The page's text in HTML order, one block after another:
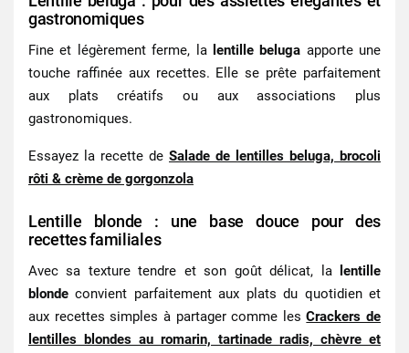
gastronomiques
Fine et légèrement ferme, la lentille beluga apporte une
touche raffinée aux recettes. Elle se prête parfaitement
aux plats créatifs ou aux associations plus
gastronomiques.
Essayez la recette de Salade de lentilles beluga, brocoli
rôti & crème de gorgonzola
Lentille blonde : une base douce pour des
recettes familiales
Avec sa texture tendre et son goût délicat, la
lentille
blonde convient parfaitement aux plats du quotidien et
aux recettes simples à partager comme lesCrackers de
lentilles blondes au romarin, tartinade radis, chèvre et